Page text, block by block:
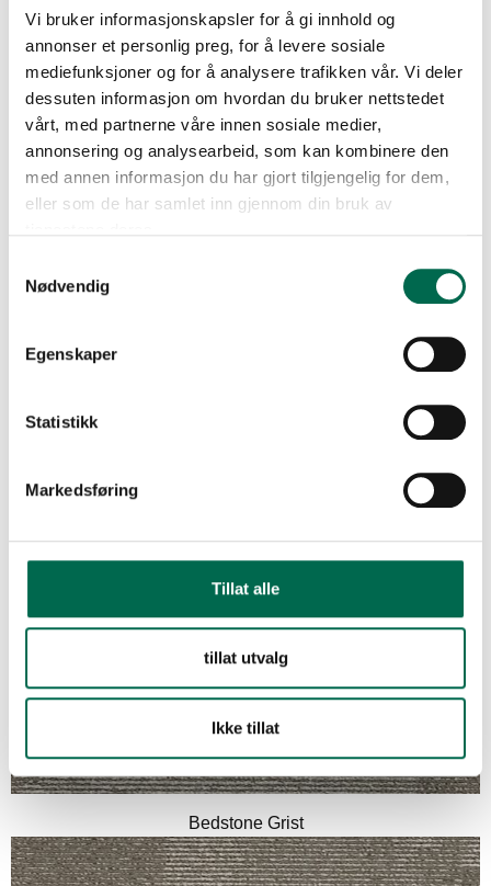
Vi bruker informasjonskapsler for å gi innhold og
annonser et personlig preg, for å levere sosiale
mediefunksjoner og for å analysere trafikken vår. Vi deler
dessuten informasjon om hvordan du bruker nettstedet
vårt, med partnerne våre innen sosiale medier,
annonsering og analysearbeid, som kan kombinere den
med annen informasjon du har gjort tilgjengelig for dem,
eller som de har samlet inn gjennom din bruk av
Nødvendig
Egenskaper
Statistikk
Markedsføring
Tillat alle
tillat utvalg
Ikke tillat
Bestill en prøve – legg i kurv
FLERE FARGER
Bedstone Grist